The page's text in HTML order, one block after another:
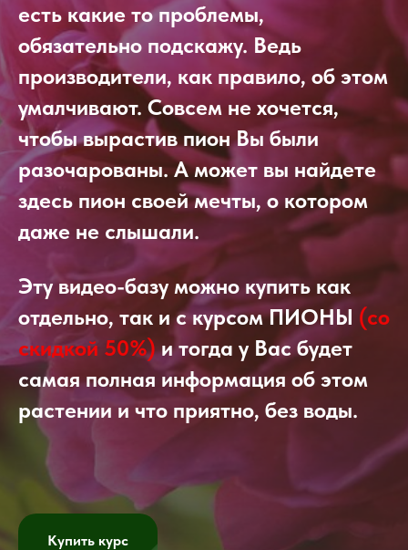
есть какие то проблемы,
обязательно подскажу. Ведь
производители, как правило, об этом
умалчивают. Совсем не хочется,
чтобы вырастив пион Вы были
разочарованы. А может вы найдете
здесь пион своей мечты, о котором
даже не слышали.
Эту видео-базу можно купить как
отдельно, так и с курсом ПИОНЫ (со
скидкой 50%)и тогда у Вас будет
самая полная информация об этом
растении и что приятно, без воды.
Купить курс